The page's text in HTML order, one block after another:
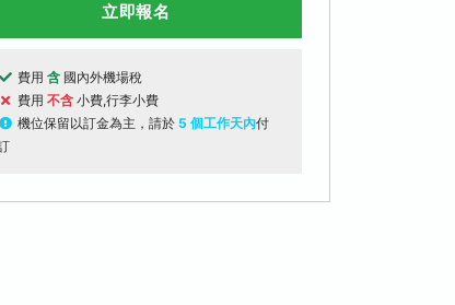
立即報名
費用 含 國內外機場稅
費用 不含 小費,行李小費
機位保留以訂金為主，請於 5 個工作天內付